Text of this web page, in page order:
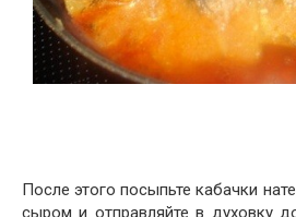
После этого посыпьте кабачки
сыром и отправляйте в духовку